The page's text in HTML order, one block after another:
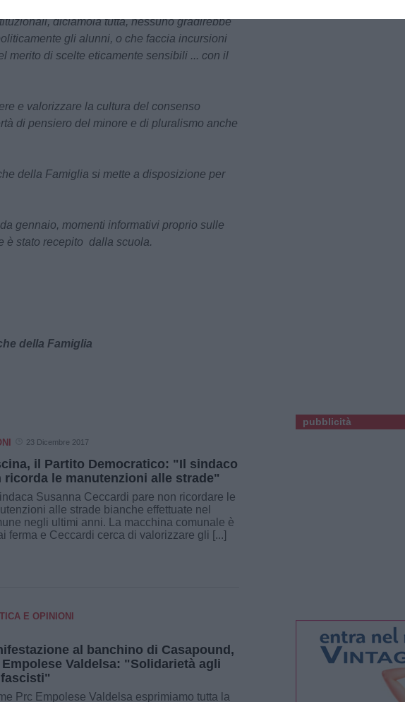
diciamola tutta, nessuno gradirebbe
gli alunni, o che faccia incursioni
merito di scelte eticamente sensibili ... con il
e valorizzare la cultura del consenso
di pensiero del minore e di pluralismo anche
della Famiglia si mette a disposizione per
gennaio, momenti informativi proprio sulle
è stato recepito dalla scuola.
della Famiglia
23 Dicembre 2017
il Partito Democratico: "Il sindaco
ricorda le manutenzioni alle strade"
Susanna Ceccardi pare non ricordare le
alle strade bianche effettuate nel
negli ultimi anni. La macchina comunale è
ferma e Ceccardi cerca di valorizzare gli [...]
E OPINIONI
al banchino di Casapound,
Empolese Valdelsa: "Solidarietà agli
Prc Empolese Valdelsa esprimiamo tutta la
pubblicità